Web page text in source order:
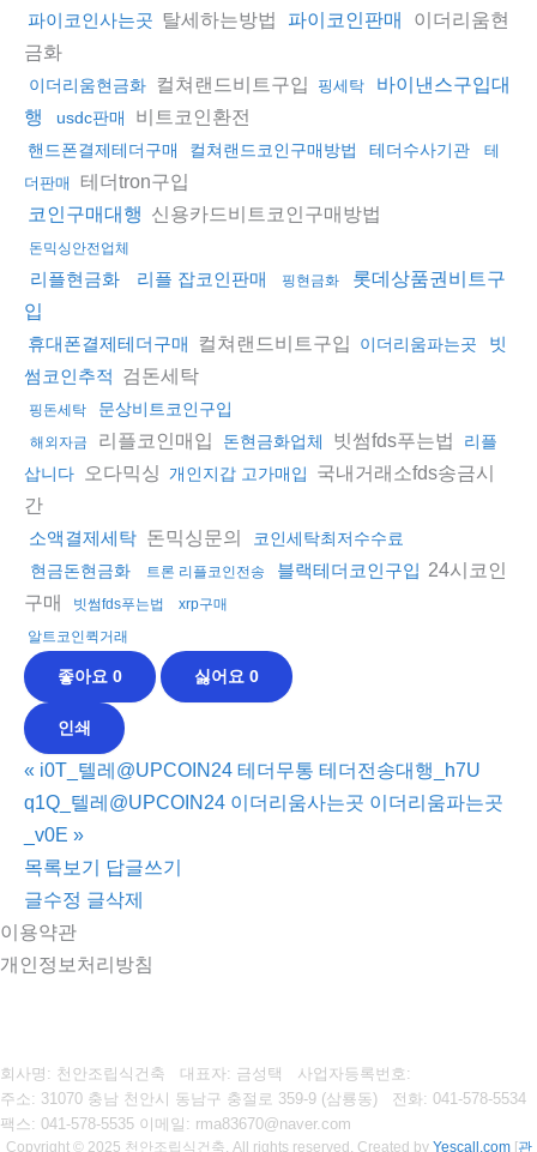
파이코인사는곳 탈세하는방법 파이코인판매
이더리움현
금화
이더리움현금화 컬쳐랜드비트구입 핑세탁
바이낸스구입대
행
usdc판매 비트코인환전
핸드폰결제테더구매 컬쳐랜드코인구매방법 테더수사기관
테
더판매
테더tron구입
코인구매대행 신용카드비트코인구매방법
돈믹싱안전업체
리플현금화 리플 잡코인판매 핑현금화
롯데상품권비트구
입
휴대폰결제테더구매
컬쳐랜드비트구입 이더리움파는곳
빗
썸코인추적 검돈세탁
핑돈세탁 문상비트코인구입
해외자금 리플코인매입 돈현금화업체 빗썸fds푸는법
리플
삽니다
오다믹싱 개인지갑 고가매입
국내거래소fds송금시
간
소액결제세탁 돈믹싱문의
코인세탁최저수수료
현금돈현금화
트론 리플코인전송 블랙테더코인구입 24시코인
구매
빗썸fds푸는법
xrp구매
알트코인퀵거래
좋아요 0 싫어요 0
인쇄
« i0T_텔레@UPCOIN24 테더무통 테더전송대행_h7U
q1Q_텔레@UPCOIN24 이더리움사는곳 이더리움파는곳
_v0E »
목록보기 답글쓰기
글수정 글삭제
이용약관
개인정보처리방침
회사명: 천안조립식건축 대표자: 금성택 사업자등록번호:
주소: 31070 충남 천안시 동남구 충절로 359-9 (삼룡동) 전화: 041-578-5534
팩스: 041-578-5535 이메일: rma83670@naver.com
Copyright © 2025 천안조립식건축. All rights reserved. Created by Yescall.com[관